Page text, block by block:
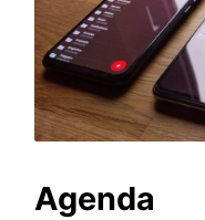
Agenda